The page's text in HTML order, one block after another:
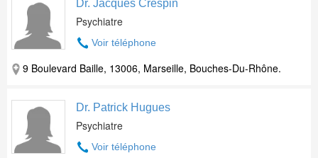
Dr. Jacques Crespin
Psychiatre
Voir téléphone
9 Boulevard Baille, 13006, Marseille, Bouches-Du-Rhône.
Dr. Patrick Hugues
Psychiatre
Voir téléphone